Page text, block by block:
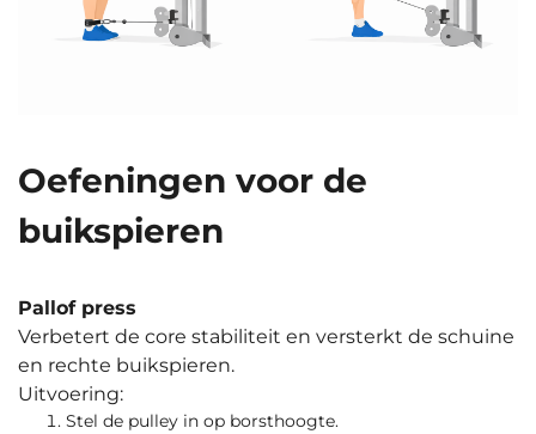
Oefeningen voor de
buikspieren
Pallof press
Verbetert de core stabiliteit en versterkt de schuine
en rechte buikspieren.
Uitvoering:
Stel de pulley in op borsthoogte.